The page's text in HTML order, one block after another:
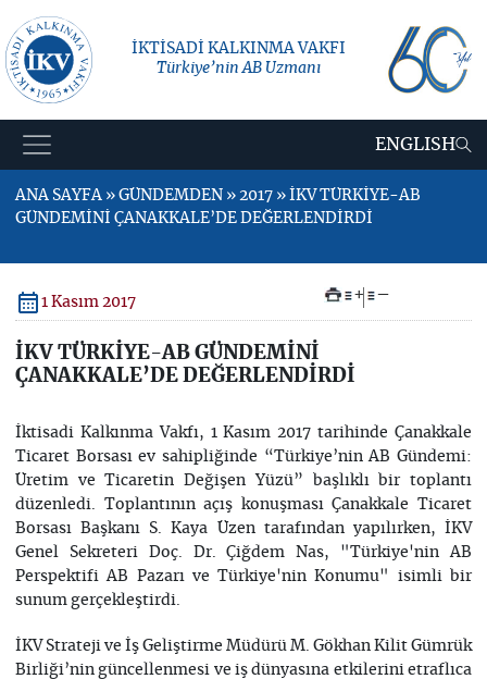
İKTİSADİ KALKINMA VAKFI
Türkiye’nin AB Uzmanı
ENGLISH
ANA SAYFA » GÜNDEMDEN » 2017 » İKV TÜRKİYE-AB
GÜNDEMİNİ ÇANAKKALE’DE DEĞERLENDİRDİ
1 Kasım 2017 + –
İKV TÜRKİYE-AB GÜNDEMİNİ
ÇANAKKALE’DE DEĞERLENDİRDİ
İktisadi Kalkınma Vakfı, 1 Kasım 2017 tarihinde Çanakkale
Ticaret Borsası ev sahipliğinde “Türkiye’nin AB Gündemi:
Üretim ve Ticaretin Değişen Yüzü” başlıklı bir toplantı
düzenledi. Toplantının açış konuşması Çanakkale Ticaret
Borsası Başkanı S. Kaya Üzen tarafından yapılırken, İKV
Genel Sekreteri Doç. Dr. Çiğdem Nas, "Türkiye'nin AB
Perspektifi AB Pazarı ve Türkiye'nin Konumu" isimli bir
sunum gerçekleştirdi.
İKV Strateji ve İş Geliştirme Müdürü M. Gökhan Kilit Gümrük
Birliği’nin güncellenmesi ve iş dünyasına etkilerini etraflıca